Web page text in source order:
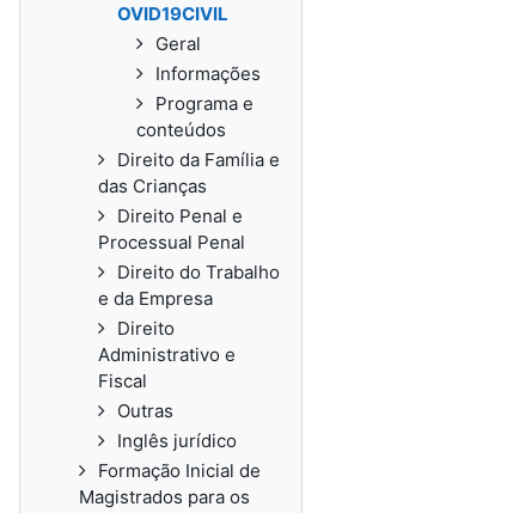
OVID19CIVIL
Geral
Informações
Programa e
conteúdos
Direito da Família e
das Crianças
Direito Penal e
Processual Penal
Direito do Trabalho
e da Empresa
Direito
Administrativo e
Fiscal
Outras
Inglês jurídico
Formação Inicial de
Magistrados para os